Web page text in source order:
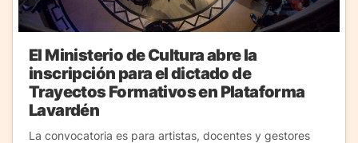
El Ministerio de Cultura abre la
inscripción para el dictado de
Trayectos Formativos en Plataforma
Lavardén
La convocatoria es para artistas, docentes y gestores